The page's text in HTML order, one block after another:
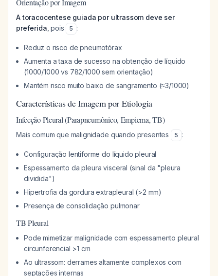
Orientação por Imagem
A toracocentese guiada por ultrassom deve ser
preferida , pois 5 :
Reduz o risco de pneumotórax
Aumenta a taxa de sucesso na obtenção de líquido
(1000/1000 vs 782/1000 sem orientação)
Mantém risco muito baixo de sangramento (≈3/1000)
Características de Imagem por Etiologia
Infecção Pleural (Parapneumônico, Empiema, TB)
Mais comum que malignidade quando presentes 5 :
Configuração lentiforme do líquido pleural
Espessamento da pleura visceral (sinal da "pleura
dividida")
Hipertrofia da gordura extrapleural (>2 mm)
Presença de consolidação pulmonar
TB Pleural
Pode mimetizar malignidade com espessamento pleural
circunferencial >1 cm
Ao ultrassom: derrames altamente complexos com
septações internas